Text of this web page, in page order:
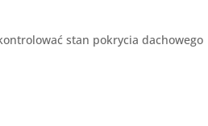
stan pokrycia dachowego